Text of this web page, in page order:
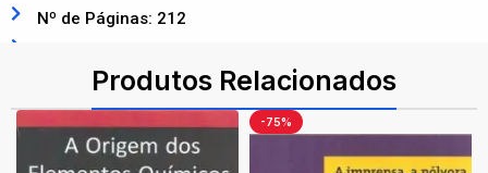
Nº de Páginas: 212
Produtos Relacionados
-75%